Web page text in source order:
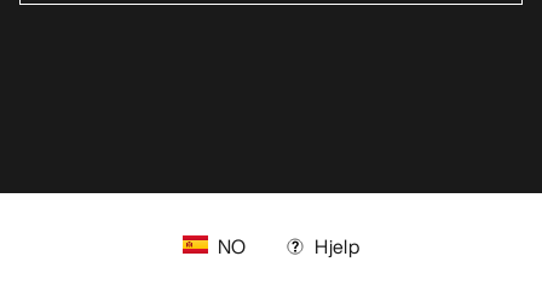
NO Hjelp